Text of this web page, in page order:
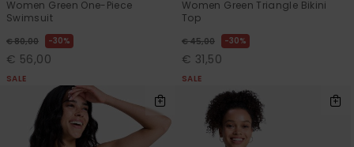
Women Green One-Piece
Swimsuit
€ 80,00 30%
€ 56,00
SALE
Women Green Triangle Bikini
Top
€ 45,00 30%
€ 31,50
SALE